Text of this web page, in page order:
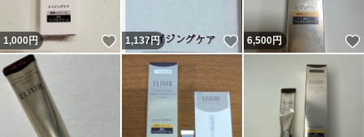
1,000円 いいね！
1,137円 いいね！
6,500円